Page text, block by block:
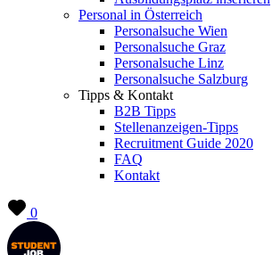
Personal in Österreich
Personalsuche Wien
Personalsuche Graz
Personalsuche Linz
Personalsuche Salzburg
Tipps & Kontakt
B2B Tipps
Stellenanzeigen-Tipps
Recruitment Guide 2020
FAQ
Kontakt
0